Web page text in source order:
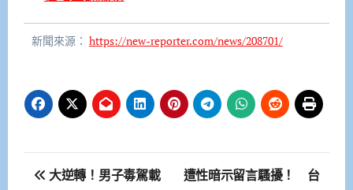
新聞來源： https://new-reporter.com/news/208701/
文 大逆轉！男子毒駕載
遭性暗示留言騷擾！ 台